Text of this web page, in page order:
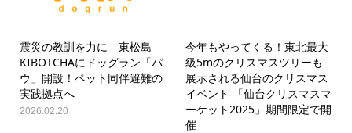
震災の教訓を力に 東松島
KIBOTCHAにドッグラン「パ
ウ」開設！ペット同伴避難の
実践拠点へ
2026.02.20
今年もやってくる！東北最大
級5mのクリスマスツリーも
展示される仙台のクリスマス
イベント 「仙台クリスマスマ
ーケット2025」期間限定で開
催